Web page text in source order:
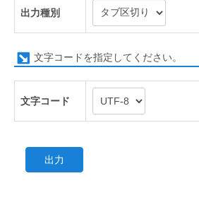
出力種別
文字コードを指定してください。
文字コード